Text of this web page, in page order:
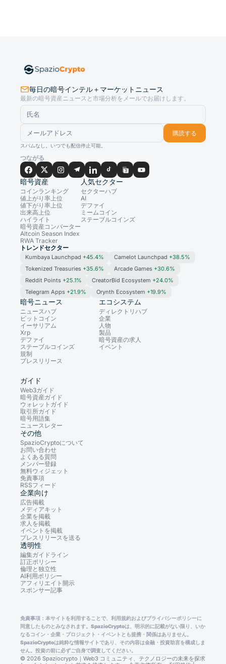
毎日の暗号インテル＋マーケットニュース
最新の暗号資産ニュースと市場分析をメールでお届けします。
購読する
スパムなし。いつでも配信停止可能。
つながる
暗号資産
コインランキング
値上がり率上位
値下がり率上位
出来高上位
ハイライト
暗号資産コンバーター
Altcoin Season Index
RWA Tracker
人気セクター
セクターハブ
AI
デファイ
ミームコイン
ステーブルコインズ
トレンドセクター
Kumbaya Launchpad +45.4% Camelot Launchpad +38.5%
Tokenized Treasuries +35.6% Arcade Games +30.6%
Reddit Points +25.1% CreatorBid Ecosystem +24.0%
Telegram Apps +21.9% Orynth Ecosystem +19.9%
暗号ニュース
ニュースハブ
ビットコイン
イーサリアム
Xrp
デファイ
ステーブルコインズ
規制
プレスリリース
エコシステム
ディレクトリハブ
企業
人物
製品
暗号資産の求人
イベント
ガイド
Web3ガイド
暗号資産ガイド
ウォレットガイド
取引所ガイド
暗号用語集
ニュースレター
その他
SpazioCryptoについて
お問い合わせ
よくある質問
メンバー登録
無料ウィジェット
免責事項
RSSフィード
企業向け
広告掲載
メディアキット
企業を掲載
求人を掲載
イベントを掲載
プレスリリースを送る
透明性
編集ガイドライン
訂正ポリシー
倫理と独立性
AI利用ポリシー
アフィリエイト開示
スポンサー記事
免責事項：本サイトを利用することで、利用規約およびプライバシーポリシーに
同意したものとみなされます。SpazioCryptoは、明示的に記載がない限り、いか
なるコイン・企業・プロジェクト・イベントとも提携・関係はありません。
SpazioCryptoは純粋な情報サイトであり、その内容は金融・投資助言を構成しま
せん。投資の前に必ずご自身で調査してください。
© 2026 Spaziocrypto｜Web3 コミュニティ、テクノロジーの未来を探求